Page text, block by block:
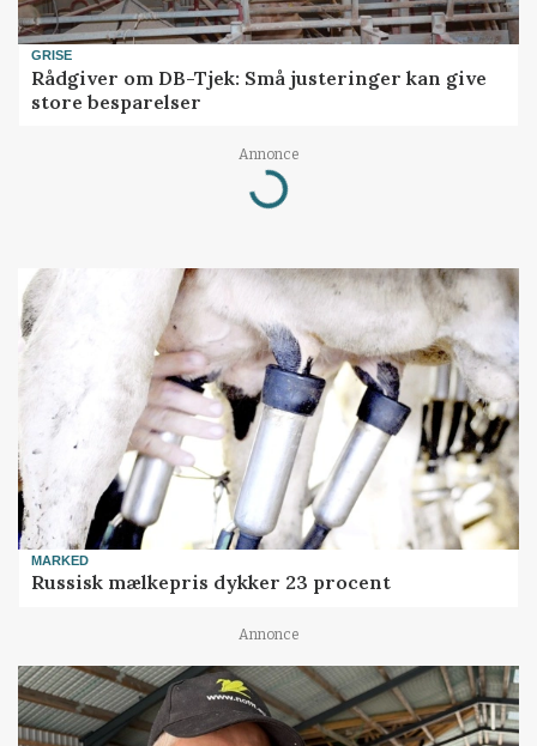
GRISE
Rådgiver om DB-Tjek: Små justeringer kan give
store besparelser
Annonce
Loading...
MARKED
Russisk mælkepris dykker 23 procent
Annonce